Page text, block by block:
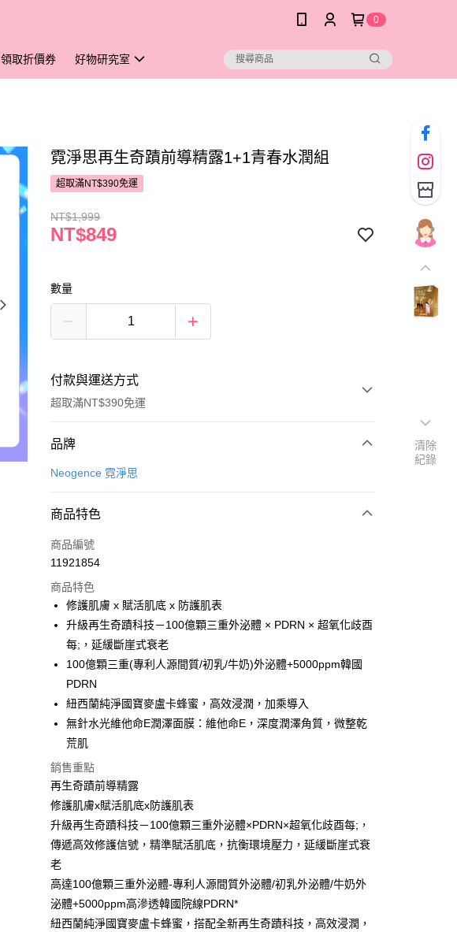
0
領取折價券 好物研究室
霓淨思再生奇蹟前導精露1+1青春水潤組
超取滿NT$390免運
NT$1,999
NT$849
數量
付款與運送方式
超取滿NT$390免運
付款方式
POYA支付
LINE Pay
Apple Pay
街口支付
悠遊付
AFTEE先享後付
相關說明
【關於「AFTEE先享後付」】
便利好安心！
１．簡單：不需註冊會員、不需綁卡、不需儲值。
３．安心：先確認商品／服務後，再付款。
【「AFTEE先享後付」結帳流程】
１．於結帳方式選擇「AFTEE先享後付」後，將跳轉至「AFTEE先享後
付」結帳頁面，進行簡訊認證並確認金額後，即可完成結帳。
２．訂單成立數日內，您將收到繳費通知簡訊。
／ATM／網路銀行／等多元方式進行付款，方視為交易完成。
※ 請注意：結帳手續完成當下不需立刻繳費，但若您需要取消訂單，請聯
即享券
運送方式
全家取貨付款
每筆NT$65，滿NT$390(含以上)免運費
付款後全家取貨
每筆NT$65，滿NT$390(含以上)免運費
品牌
Neogence 霓淨思
商品特色
商品編號
11921854
商品特色
修護肌膚 x 賦活肌底 x 防護肌表
升級再生奇蹟科技－100億顆三重外泌體 × PDRN × 超氧化歧酉
每;，延緩斷崖式衰老
100億顆三重(專利人源間質/初乳/牛奶)外泌體+5000ppm韓國
PDRN
紐西蘭純淨國寶麥盧卡蜂蜜，高效浸潤，加乘導入
無針水光維他命E潤澤面膜：維他命E，深度潤澤角質，微整乾
荒肌
銷售重點
再生奇蹟前導精露
修護肌膚x賦活肌底x防護肌表
升級再生奇蹟科技－100億顆三重外泌體×PDRN×超氧化歧酉每;，
傳遞高效修護信號，精準賦活肌底，抗衡環境壓力，延緩斷崖式衰
老
高達100億顆三重外泌體-專利人源間質外泌體/初乳外泌體/牛奶外
泌體+5000ppm高滲透韓國院線PDRN*
紐西蘭純淨國寶麥盧卡蜂蜜，搭配全新再生奇蹟科技，高效浸潤，
清除
紀錄